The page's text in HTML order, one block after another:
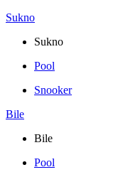
Sukno
Sukno
Pool
Snooker
Bile
Bile
Pool